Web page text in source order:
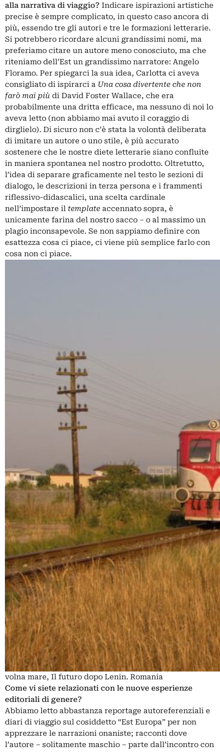
alla narrativa di viaggio? Indicare ispirazioni artistiche
precise è sempre complicato, in questo caso ancora di
più, essendo tre gli autori e tre le formazioni letterarie.
Si potrebbero ricordare alcuni grandissimi nomi, ma
preferiamo citare un autore meno conosciuto, ma che
riteniamo dell’Est un grandissimo narratore: Angelo
Floramo. Per spiegarci la sua idea, Carlotta ci aveva
consigliato di ispirarci a Una cosa divertente che non
farò mai più di David Foster Wallace, che era
probabilmente una dritta efficace, ma nessuno di noi lo
aveva letto (non abbiamo mai avuto il coraggio di
dirglielo). Di sicuro non c’è stata la volontà deliberata
di imitare un autore o uno stile, è più accurato
sostenere che le nostre diete letterarie siano confluite
in maniera spontanea nel nostro prodotto. Oltretutto,
l’idea di separare graficamente nel testo le sezioni di
dialogo, le descrizioni in terza persona e i frammenti
riflessivo-didascalici, una scelta cardinale
nell’impostare il template accennato sopra, è
unicamente farina del nostro sacco – o al massimo un
plagio inconsapevole. Se non sappiamo definire con
esattezza cosa ci piace, ci viene più semplice farlo con
cosa non ci piace.
volna mare, Il futuro dopo Lenin. Romania
Come vi siete relazionati con le nuove esperienze
editoriali di genere?
Abbiamo letto abbastanza reportage autoreferenziali e
diari di viaggio sul cosiddetto “Est Europa” per non
apprezzare le narrazioni onaniste; racconti dove
l’autore – solitamente maschio – parte dall’incontro con